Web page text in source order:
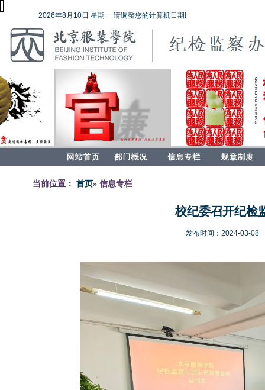
2026年8月10日 星期一 请调整您的计算机日期!
当前位置： 首页» 信息专栏
校纪委召开纪检
发布时间：2024-03-